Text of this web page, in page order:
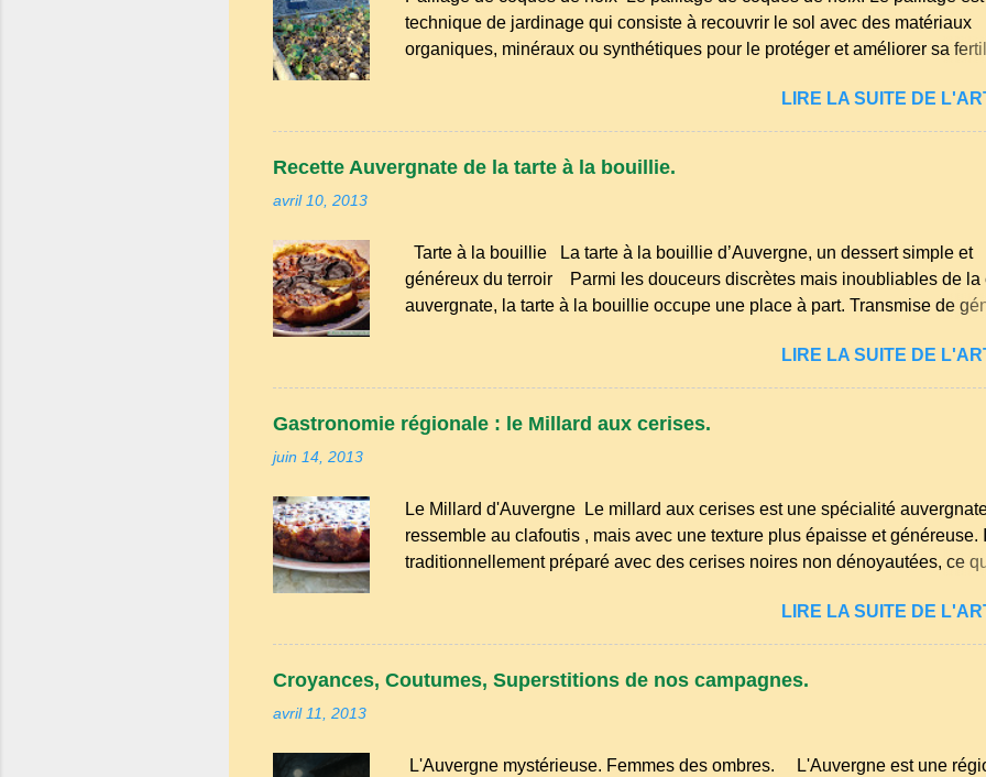
technique de jardinage qui consiste à recouvrir le sol avec des matériaux
organiques, minéraux ou synthétiques pour le protéger et améliorer sa
l'évaporation de l'eau et conserve l'humidité du sol. Diminution des
herbes : Il empêche la lumière d'atteindre le sol, ce qui freine la
adventices. Protection contre les intempéries : Il préserve le sol du froid
de la chaleur excessive en été. Amélioration de la structure du sol : Les
pour enfin m'occuper de mon petit jardin. Tailles, nettoyages et premiers
sont à l...
LIRE LA SUITE DE
Recette Auvergnate de la tarte à la bouillie.
avril 10, 2013
Tarte à la bouillie La tarte à la bouillie d’Auvergne, un dessert simple et
généreux du terroir Parmi les douceurs discrètes mais inoubliables de la
auvergnate, la tarte à la bouillie occupe une place à part. Transmise de
grandes tablées familiales où l’on partageait des recettes simples,
pleines de tendresse. Dans les campagnes du Puy‑de‑Dôme, du Cantal
Haute‑Loire, cette tarte était autrefois un dessert du quotidien, préparé
ingrédients les plus modestes : lait, farine, sucre, œufs… et beaucoup de
ferme, les œufs du poulailler et la farine du grenier. Pas de fioritures ...
LIRE LA SUITE DE
Gastronomie régionale : le Millard aux cerises.
juin 14, 2013
Le Millard d'Auvergne Le millard aux cerises est une spécialité
ressemble au clafoutis , mais avec une texture plus épaisse et généreuse.
traditionnellement préparé avec des cerises noires non dénoyautées, ce
Millard aux cerises. Prévoyez 500 g de cerises noires si possible , la
recommande . Il faut aussi 3 œufs, 250 g de farine, 50g de sucre un verre
dénoyauter de préférence, passez les sous l'eau rapidement, puis
LIRE LA SUITE DE
Croyances, Coutumes, Superstitions de nos campagnes.
avril 11, 2013
L'Auvergne mystérieuse. Femmes des ombres. L'Auvergne est une